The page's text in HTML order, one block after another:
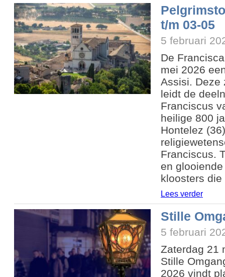
t/m 03-05
5 februari
De
mei 2026
Assisi. Deze
leidt de
Franciscus
heilige 800
Hontelez
Franciscus.
en
kloosters
Lees verder
Stille
5 februari
Zaterdag 21
Stille
2026 vindt